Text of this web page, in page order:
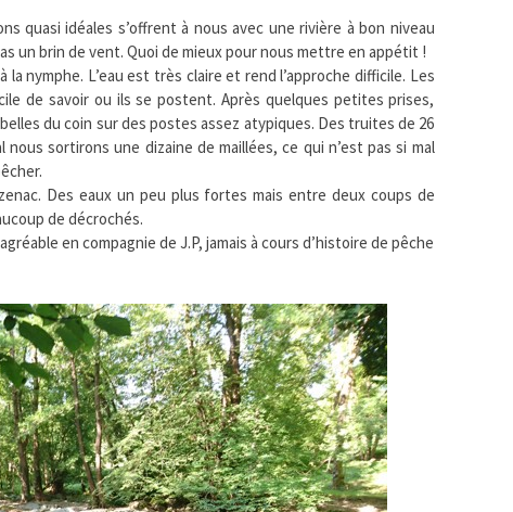
quasi idéales s’offrent à nous avec une rivière à bon niveau
un brin de vent. Quoi de mieux pour nous mettre en appétit !
nymphe. L’eau est très claire et rend l’approche difficile. Les
de savoir ou ils se postent. Après quelques petites prises,
du coin sur des postes assez atypiques. Des truites de 26
nous sortirons une dizaine de maillées, ce qui n’est pas si mal
Des eaux un peu plus fortes mais entre deux coups de
de décrochés.
en compagnie de J.P, jamais à cours d’histoire de pêche